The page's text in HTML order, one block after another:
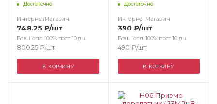
Достаточно
ИнтернетМагазин
748.25 ₽/шт
Розн. опл.:100% пост 10 дн.
800.25₽/шт
В КОРЗИНУ
Достаточно
ИнтернетМагазин
390₽/шт
Розн. опл.:100% пост 10 дн.
490₽/шт
В КОРЗИНУ